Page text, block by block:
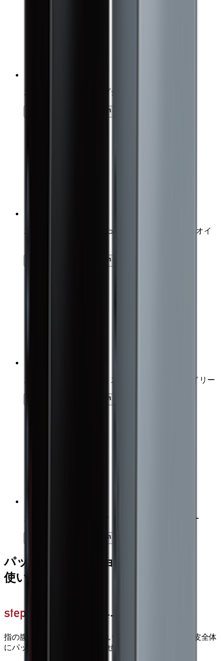
スカルプD 薬用スカルプシャンプー オイリー
スカルプD NEXT+ ボリュームアップシャンプー オイ
スカルプDオーガニック スカルプシャンプー オイリー
スカルプD ディグニティ ザ スカルプシャンプー
パックコンディショナーの
使い方・洗い方
コンディショナーを髪と頭皮に
指の腹で塗り伸ばしてください。髪だけではなく、頭皮全体
にパックがつくようになじませてください。